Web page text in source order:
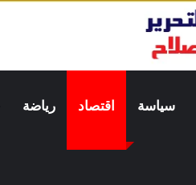
سياسة اقتصاد رياضة